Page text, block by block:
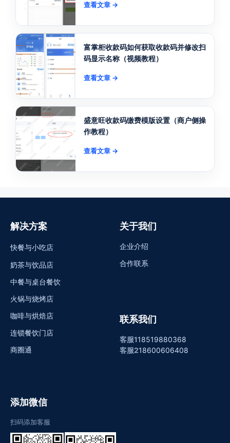
查看文章 →
富掌柜收款码如何获取收款码并修改扫
码显示名称（视频教程）
查看文章 →
盛意旺收款码缴费模版设置（商户侧操
作教程）
查看文章 →
解决方案
快餐与小吃店
奶茶与饮品店
中餐与桌台餐饮
火锅与烧烤店
咖啡与烘焙店
连锁餐饮门店
商圈通
关于我们
企业介绍
合作联系
联系我们
客服118519880368
客服218600606408
添加微信
扫码添加客服